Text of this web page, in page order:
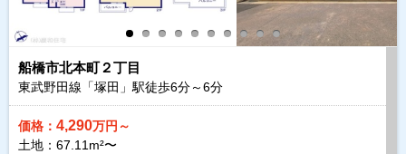
船橋市北本町２丁目
東武野田線「塚田」駅徒歩6分～6分
価格： 4,290万円～
土地：67.11m²〜